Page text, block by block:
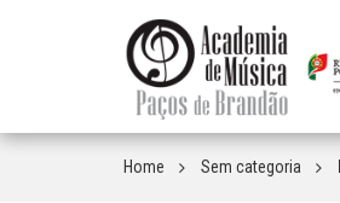
Home Sem categoria